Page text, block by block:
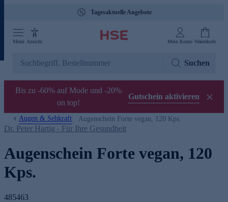
Tagesaktuelle Angebote
Menü Ansicht Mein Konto Warenkorb
Suchen
Bis zu -60% auf Mode und -20%
on top!
Gutschein aktivieren
Augen & Sehkraft Augenschein Forte vegan, 120 Kps.
Dr. Peter Hartig - Für Ihre Gesundheit
Augenschein Forte vegan, 120
Kps.
485463